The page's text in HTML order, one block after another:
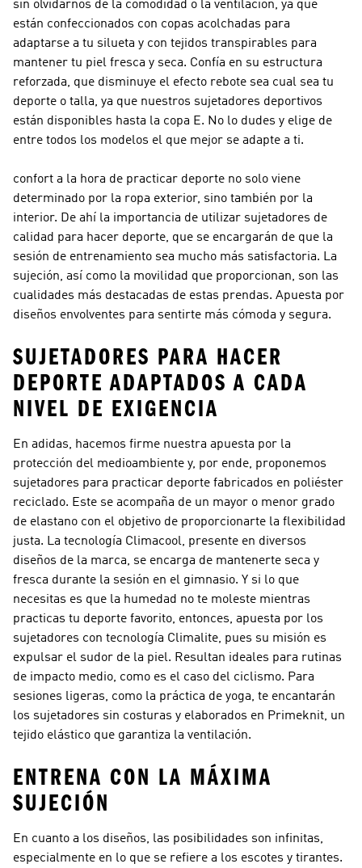
sin olvidarnos de la comodidad o la ventilación, ya que
están confeccionados con copas acolchadas para
adaptarse a tu silueta y con tejidos transpirables para
mantener tu piel fresca y seca. Confía en su estructura
reforzada, que disminuye el efecto rebote sea cual sea tu
deporte o talla, ya que nuestros sujetadores deportivos
están disponibles hasta la copa E. No lo dudes y elige de
entre todos los modelos el que mejor se adapte a ti.
confort a la hora de practicar deporte no solo viene
determinado por la ropa exterior, sino también por la
interior. De ahí la importancia de utilizar sujetadores de
calidad para hacer deporte, que se encargarán de que la
sesión de entrenamiento sea mucho más satisfactoria. La
sujeción, así como la movilidad que proporcionan, son las
cualidades más destacadas de estas prendas. Apuesta por
diseños envolventes para sentirte más cómoda y segura.
SUJETADORES PARA HACER
DEPORTE ADAPTADOS A CADA
NIVEL DE EXIGENCIA
En adidas, hacemos firme nuestra apuesta por la
protección del medioambiente y, por ende, proponemos
sujetadores para practicar deporte fabricados en poliéster
reciclado. Este se acompaña de un mayor o menor grado
de elastano con el objetivo de proporcionarte la flexibilidad
justa. La tecnología Climacool, presente en diversos
diseños de la marca, se encarga de mantenerte seca y
fresca durante la sesión en el gimnasio. Y si lo que
necesitas es que la humedad no te moleste mientras
practicas tu deporte favorito, entonces, apuesta por los
sujetadores con tecnología Climalite, pues su misión es
expulsar el sudor de la piel. Resultan ideales para rutinas
de impacto medio, como es el caso del ciclismo. Para
sesiones ligeras, como la práctica de yoga, te encantarán
los sujetadores sin costuras y elaborados en Primeknit, un
tejido elástico que garantiza la ventilación.
ENTRENA CON LA MÁXIMA
SUJECIÓN
En cuanto a los diseños, las posibilidades son infinitas,
especialmente en lo que se refiere a los escotes y tirantes.